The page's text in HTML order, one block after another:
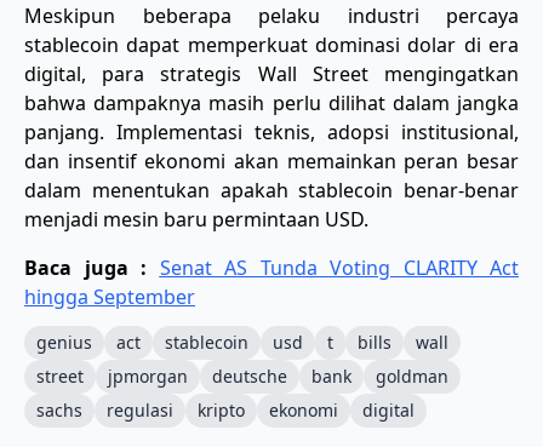
Meskipun beberapa pelaku industri percaya
stablecoin dapat memperkuat dominasi dolar di era
digital, para strategis Wall Street mengingatkan
bahwa dampaknya masih perlu dilihat dalam jangka
panjang. Implementasi teknis, adopsi institusional,
dan insentif ekonomi akan memainkan peran besar
dalam menentukan apakah stablecoin benar-benar
menjadi mesin baru permintaan USD.
Baca juga : Senat AS Tunda Voting CLARITY Act
hingga September
genius act stablecoin usd t bills
wall
street
jpmorgan deutsche bank
goldman
sachs
regulasi kripto ekonomi digital